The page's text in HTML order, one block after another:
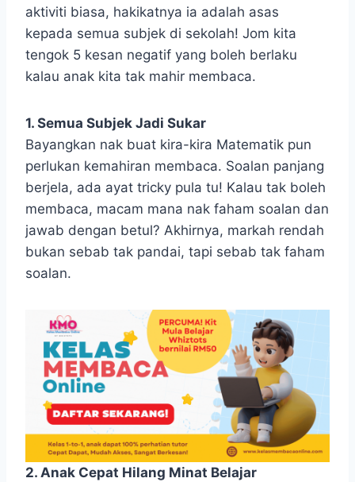
aktiviti biasa, hakikatnya ia adalah asas
kepada semua subjek di sekolah! Jom kita
tengok 5 kesan negatif yang boleh berlaku
kalau anak kita tak mahir membaca.
1. Semua Subjek Jadi Sukar
Bayangkan nak buat kira-kira Matematik pun
perlukan kemahiran membaca. Soalan panjang
berjela, ada ayat tricky pula tu! Kalau tak boleh
membaca, macam mana nak faham soalan dan
jawab dengan betul? Akhirnya, markah rendah
bukan sebab tak pandai, tapi sebab tak faham
soalan.
2. Anak Cepat Hilang Minat Belajar